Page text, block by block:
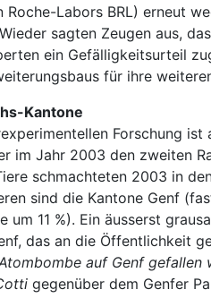
Labors BRL) erneut
sagten Zeugen aus,
ein Gefälligkeitsurteil
für ihre
Kantone
Forschung
im Jahr 2003 den zweiten
schmachteten 2003 in
sind die Kantone Genf
um 11 %). Ein äusserst
das an die Öffentlichkeit
Atombombe auf Genf
gegenüber dem Genfer